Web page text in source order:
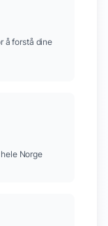
å forstå dine
Norge